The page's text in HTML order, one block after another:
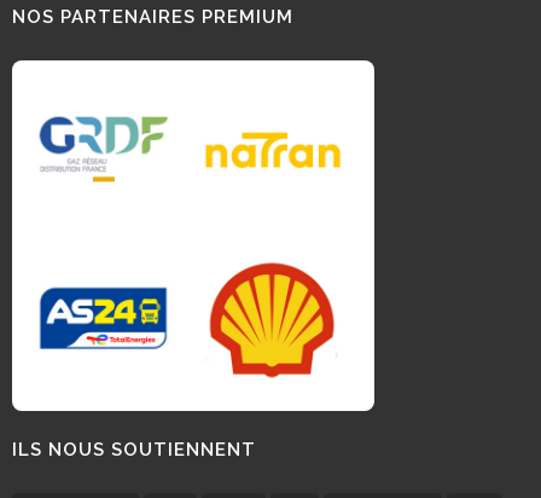
NOS PARTENAIRES PREMIUM
ILS NOUS SOUTIENNENT